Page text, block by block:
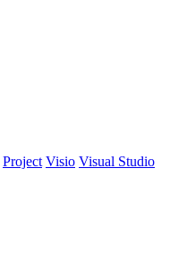
Project Visio Visual Studio